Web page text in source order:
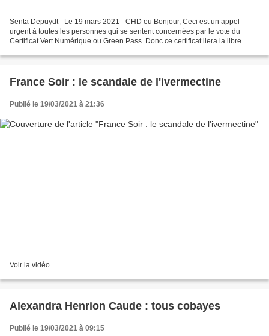
Senta Depuydt - Le 19 mars 2021 - CHD eu Bonjour, Ceci est un appel
urgent à toutes les personnes qui se sentent concernées par le vote du
Certificat Vert Numérique ou Green Pass. Donc ce certificat liera la libre
France Soir : le scandale de l'ivermectine
Publié le 19/03/2021 à 21:36
Voir la vidéo
Alexandra Henrion Caude : tous cobayes
Publié le 19/03/2021 à 09:15